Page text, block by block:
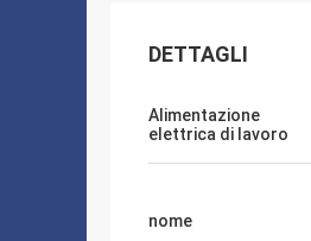
DETTAGLI
Alimentazione
elettrica di lavoro
nome